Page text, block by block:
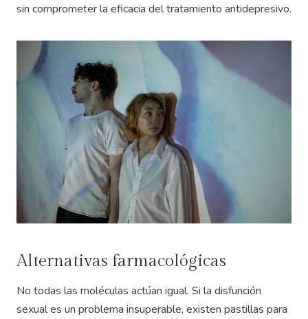
sin comprometer la eficacia del tratamiento antidepresivo.
Alternativas farmacológicas
No todas las moléculas actúan igual. Si la disfunción
sexual es un problema insuperable, existen pastillas para